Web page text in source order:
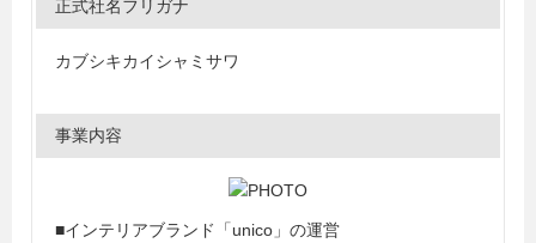
正式社名フリガナ
カブシキカイシャミサワ
事業内容
■インテリアブランド「unico」の運営